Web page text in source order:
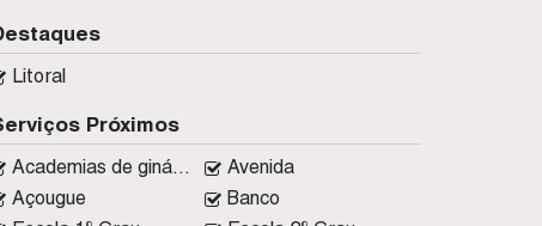
Próximos
Academias de ginástica
Avenida
Açougue
Banco
Litoral